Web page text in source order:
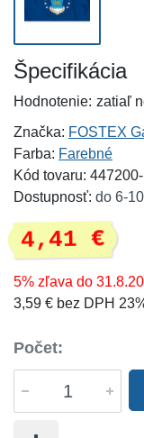
Špecifikácia
Hodnotenie: zatiaľ
Značka: FOSTEX
Farba: Farebné
Kód tovaru:
Dostupnosť: do 6-
4,41 €
5% zľava do
3,59 € bez DPH
Počet: